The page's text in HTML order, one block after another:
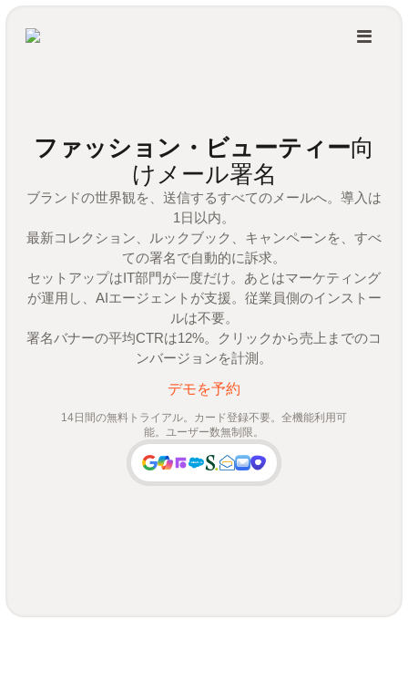
ファッション・ビューティー向
けメール署名
ブランドの世界観を、送信するすべてのメールへ。導入は
1日以内。
最新コレクション、ルックブック、キャンペーンを、すべ
ての署名で自動的に訴求。
セットアップはIT部門が一度だけ。あとはマーケティング
が運用し、AIエージェントが支援。従業員側のインストー
ルは不要。
署名バナーの平均CTRは12%。クリックから売上までのコ
ンバージョンを計測。
デモを予約
14日間の無料トライアル。カード登録不要。全機能利用可
能。ユーザー数無制限。